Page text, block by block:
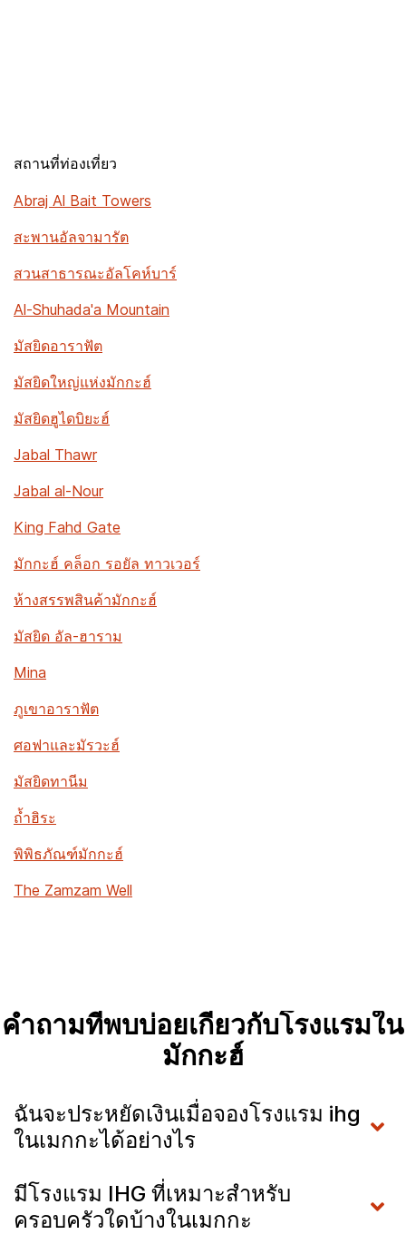
สถานที่ท่องเที่ยว
Abraj Al Bait Towers
สะพานอัลจามารัต
สวนสาธารณะอัลโคห์บาร์
Al-Shuhada'a Mountain
มัสยิดอาราฟัต
มัสยิดใหญ่แห่งมักกะฮ์
มัสยิดฮูไดบิยะฮ์
Jabal Thawr
Jabal al-Nour
King Fahd Gate
มักกะฮ์ คล็อก รอยัล ทาวเวอร์
ห้างสรรพสินค้ามักกะฮ์
มัสยิด อัล-ฮาราม
Mina
ภูเขาอาราฟัต
ศอฟาและมัรวะฮ์
มัสยิดทานีม
ถ้ำฮิระ
พิพิธภัณฑ์มักกะฮ์
The Zamzam Well
คำถามที่พบบ่อยเกี่ยวกับโรงแรมใน
มักกะฮ์
ฉันจะประหยัดเงินเมื่อจองโรงแรม ihg
ในเมกกะได้อย่างไร
มีโรงแรม IHG ที่เหมาะสำหรับ
ครอบครัวใดบ้างในเมกกะ